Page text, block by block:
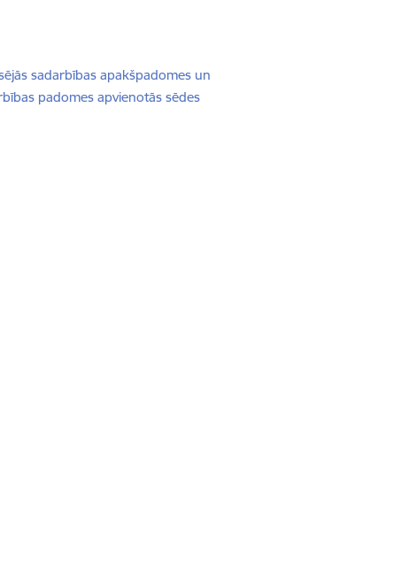
sadarbības apakšpadomes un
padomes apvienotās sēdes